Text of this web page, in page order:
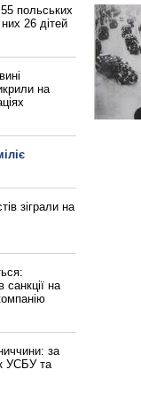
польських
26 дітей
на
зіграли на
на
за
УСБУ та